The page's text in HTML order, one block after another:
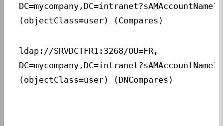
(objectClass=user) (Compares)
ldap://SRVDCTFR1:3268/OU=FR,
(objectClass=user) (DNCompares)